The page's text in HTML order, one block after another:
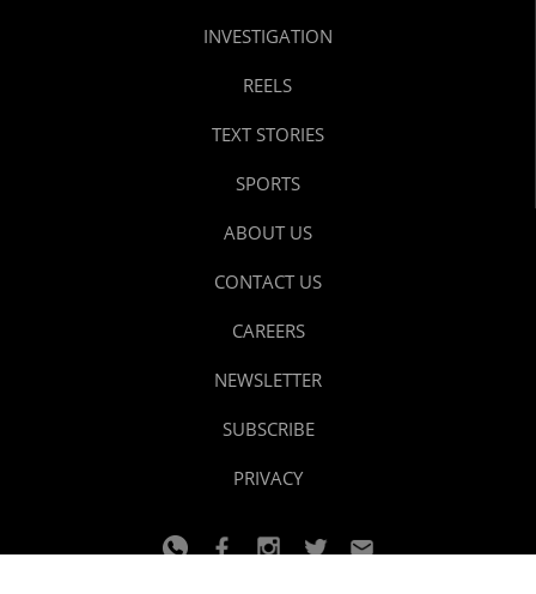
INVESTIGATION
REELS
TEXT STORIES
SPORTS
ABOUT US
CONTACT US
CAREERS
NEWSLETTER
SUBSCRIBE
PRIVACY